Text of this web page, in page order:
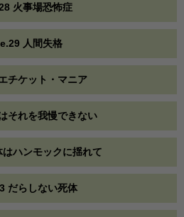
火事場恐怖症
人間失格
チケット・マニア
それを我慢できない
ハンモックに揺れて
だらしない死体